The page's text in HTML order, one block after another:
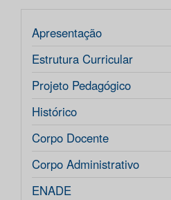
Apresentação
Estrutura Curricular
Projeto Pedagógico
Histórico
Corpo Docente
Corpo Administrativo
ENADE